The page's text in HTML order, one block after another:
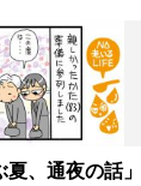
夏、通夜の話」